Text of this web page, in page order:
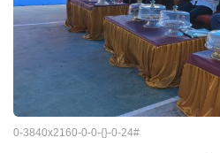
0-3840x2160-0-0-{}-0-24#